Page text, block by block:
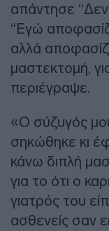
απάντησε “Δεν
“Εγώ
αλλά
μαστεκτομή,
περιέγραψε.
«Ο σύζυγός μου
σηκώθηκε κι
κάνω διπλή
για το ότι ο
γιατρός του
ασθενείς σαν